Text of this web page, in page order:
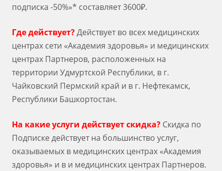
подписка -50%»* составляет 3600₽.
Где действует?Действует во всех медицинских
центрах сети «Академия здоровья» и медицинских
центрах Партнеров, расположенных на
территории Удмуртской Республики, в г.
Чайковский Пермский край и в г. Нефтекамск,
Республики Башкортостан.
На какие услуги действует скидка? Скидка по
Подписке действует на большинство услуг,
оказываемых в медицинских центрах «Академия
здоровья» и в и медицинских центрах Партнеров.